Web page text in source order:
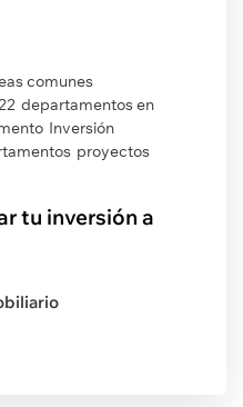
comunes
departamentos en
Inversión
proyectos
tu inversión a